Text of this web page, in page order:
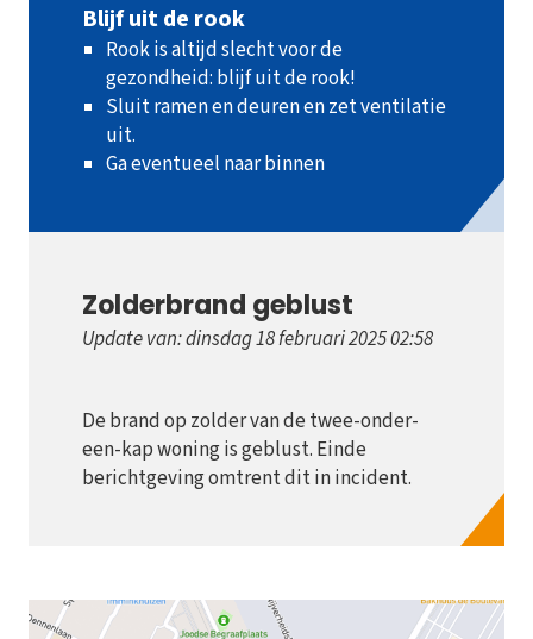
Blijf uit de rook
Rook is altijd slecht voor de
gezondheid: blijf uit de rook!
Sluit ramen en deuren en zet ventilatie
uit.
Ga eventueel naar binnen
Zolderbrand geblust
Update van: dinsdag 18 februari 2025 02:58
De brand op zolder van de twee-onder-
een-kap woning is geblust. Einde
berichtgeving omtrent dit in incident.